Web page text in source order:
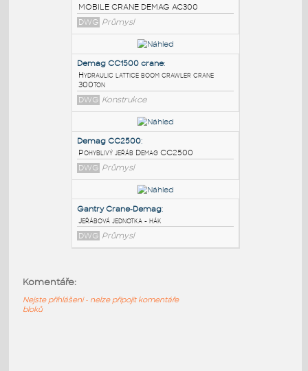
PODOBNÉ BLOKY:
DEMAG_AC300
MOBILE CRANE DEMAG AC300
DWG Průmysl
Demag CC1500 crane:
Hydraulic lattice boom crawler crane
300ton
DWG Konstrukce
DWG Průmysl
Komentáře:
Nejste přihlášeni - nelze připojit komentáře
bloků